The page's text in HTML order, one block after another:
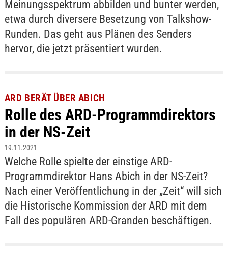
Meinungsspektrum abbilden und bunter werden,
etwa durch diversere Besetzung von Talkshow-
Runden. Das geht aus Plänen des Senders
hervor, die jetzt präsentiert wurden.
ARD BERÄT ÜBER ABICH
Rolle des ARD-Programmdirektors
in der NS-Zeit
19.11.2021
Welche Rolle spielte der einstige ARD-
Programmdirektor Hans Abich in der NS-Zeit?
Nach einer Veröffentlichung in der „Zeit“ will sich
die Historische Kommission der ARD mit dem
Fall des populären ARD-Granden beschäftigen.